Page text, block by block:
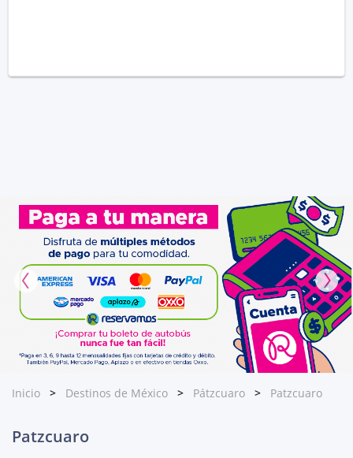
Inicio Destinos de México Pátzcuaro Patzcuaro
Patzcuaro